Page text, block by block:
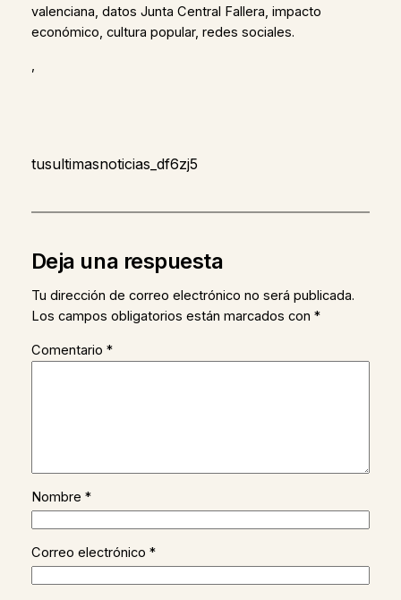
valenciana, datos Junta Central Fallera, impacto
económico, cultura popular, redes sociales.
,
tusultimasnoticias_df6zj5
Deja una respuesta
Tu dirección de correo electrónico no será publicada.
Los campos obligatorios están marcados con *
Comentario *
Nombre *
Correo electrónico *